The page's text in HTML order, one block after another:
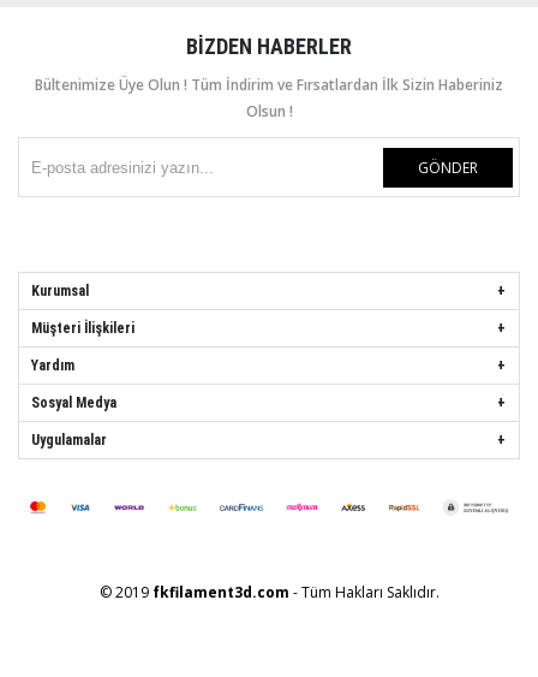
BIZDEN HABERLER
Bültenimize Üye Olun ! Tüm İndirim ve Fırsatlardan İlk Sizin Haberiniz
Olsun !
GÖNDER
Kurumsal
Müşteri İlişkileri
Yardım
Sosyal Medya
Uygulamalar
© 2019 fkfilament3d.com - Tüm Hakları Saklıdır.